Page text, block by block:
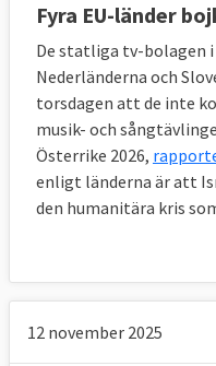
Fyra EU-länder
De statliga tv-bolagen i
Nederländerna och
torsdagen att de inte
musik- och
Österrike 2026,
enligt länderna är att
den humanitära kris
12 november 2025